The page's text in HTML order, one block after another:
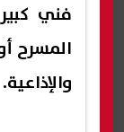
فني
المسرح
والإذاعية.